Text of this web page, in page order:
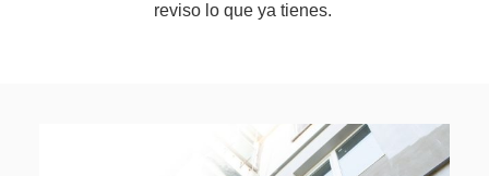
reviso lo que ya tienes.